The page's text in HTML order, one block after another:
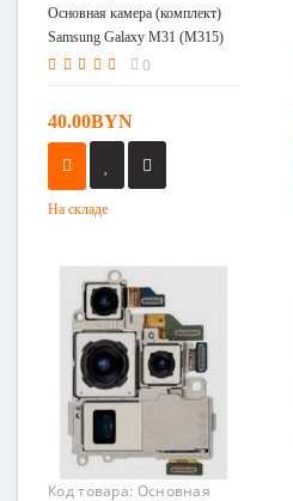
камера (комплект)
Samsung Galaxy M31
(M315)
Основная камера (комплект)
Samsung Galaxy M31 (M315)
0
40.00BYN
На складе
Код товара: Основная